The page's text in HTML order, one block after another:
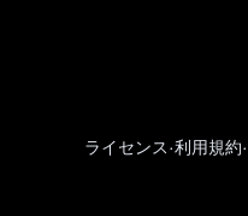
ライセンス·利用規約·